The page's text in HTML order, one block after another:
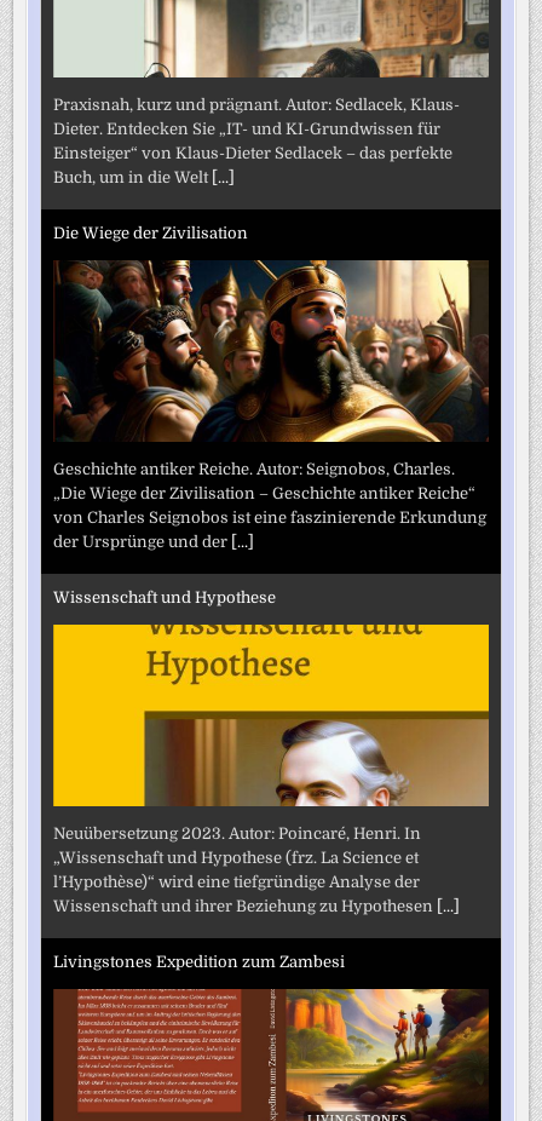
Praxisnah, kurz und prägnant. Autor: Sedlacek, Klaus-
Dieter. Entdecken Sie „IT- und KI-Grundwissen für
Einsteiger“ von Klaus-Dieter Sedlacek – das perfekte
Buch, um in die Welt [...]
Die Wiege der Zivilisation
Geschichte antiker Reiche. Autor: Seignobos, Charles.
„Die Wiege der Zivilisation – Geschichte antiker Reiche“
von Charles Seignobos ist eine faszinierende Erkundung
der Ursprünge und der [...]
Wissenschaft und Hypothese
Neuübersetzung 2023. Autor: Poincaré, Henri. In
„Wissenschaft und Hypothese (frz. La Science et
l’Hypothèse)“ wird eine tiefgründige Analyse der
Wissenschaft und ihrer Beziehung zu Hypothesen [...]
Livingstones Expedition zum Zambesi